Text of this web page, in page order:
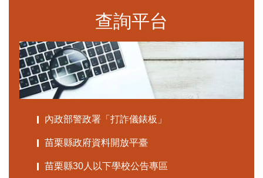
查詢平台
內政部警政署「打詐儀錶板」
苗栗縣政府資料開放平臺
苗栗縣30人以下學校公告專區